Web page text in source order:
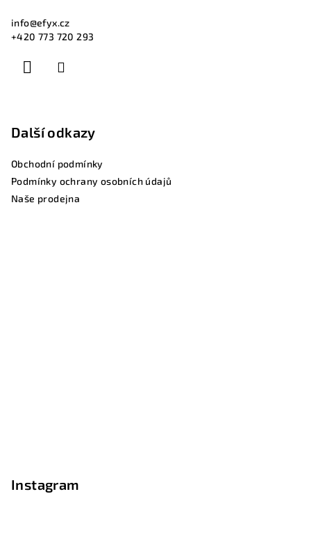
info@efyx.cz
+420 773 720 293
Další odkazy
Obchodní podmínky
Podmínky ochrany osobních údajů
Naše prodejna
Instagram